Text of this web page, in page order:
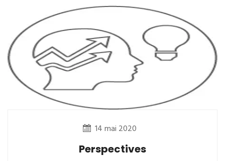
14 mai 2020
Perspectives